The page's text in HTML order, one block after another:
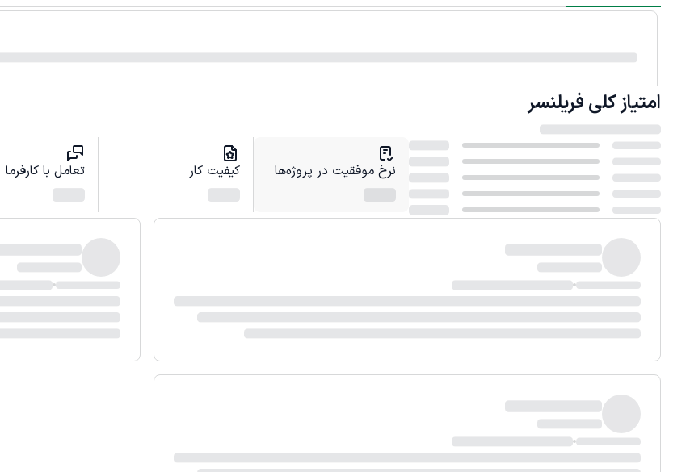
امتیاز کلی فریلنسر
نرخ موفقیت در پروژه‌ها کیفیت کار تعامل با کارفرما